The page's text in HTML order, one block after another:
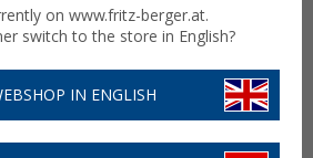
on www.fritz-berger.at.
switch to the store in English?
IN ENGLISH